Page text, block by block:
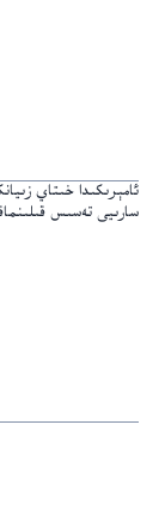
ئامېرىكىدا خىتاي
سارىيى تەسىس